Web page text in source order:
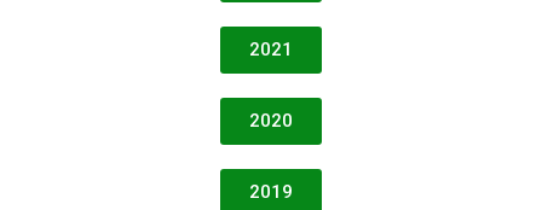
2021
2020
2019